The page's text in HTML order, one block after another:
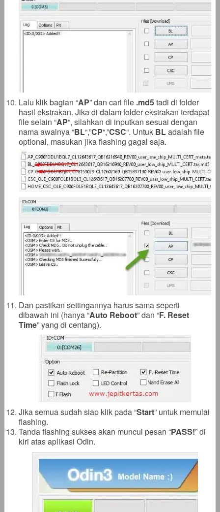
Lalu klik bagian “AP” dan cari file .md5tadi di folder
hasil ekstrakan. Jika di dalam folder ekstrakan terdapat
file selain “AP“, silahkan di inputkan sesuai dengan
nama awalnya “BL“,”CP“,”CSC“. Untuk BLadalah file
optional, masukan jika flashing gagal saja.
Dan pastikan settingannya harus sama seperti
dibawah ini (hanya “Auto Reboot” dan “F. Reset
Time” yang di centang).
Jika semua sudah siap klik pada “Start” untuk memulai
flashing.
Tanda flashing sukses akan muncul pesan “PASS!” di
kiri atas aplikasi Odin.